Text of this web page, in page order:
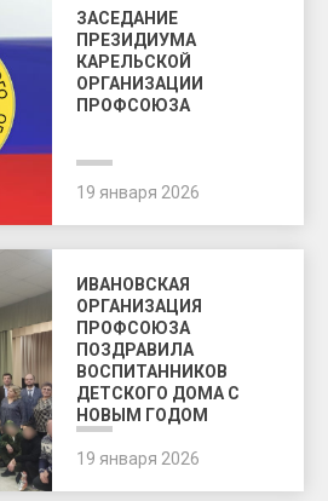
ЗАСЕДАНИЕ
ПРЕЗИДИУМА
КАРЕЛЬСКОЙ
ОРГАНИЗАЦИИ
ПРОФСОЮЗА
19 января 2026
ИВАНОВСКАЯ
ОРГАНИЗАЦИЯ
ПРОФСОЮЗА
ПОЗДРАВИЛА
ВОСПИТАННИКОВ
ДЕТСКОГО ДОМА С
НОВЫМ ГОДОМ
19 января 2026